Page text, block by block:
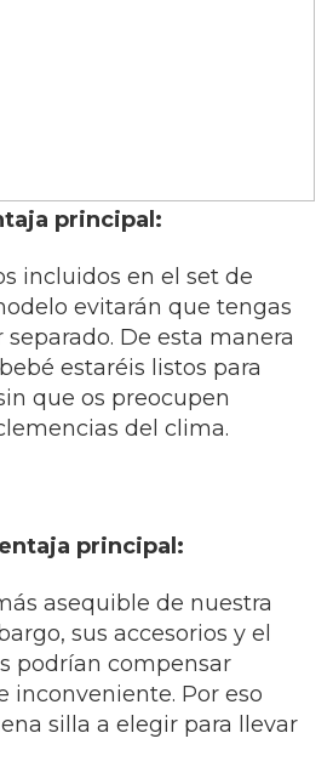
principal:
incluidos en el set de
evitarán que tengas
De esta manera
estaréis listos para
que os preocupen
del clima.
principal:
asequible de nuestra
sus accesorios y el
podrían compensar
inconveniente. Por eso
silla a elegir para llevar